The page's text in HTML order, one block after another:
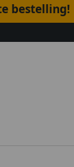
bestelling!